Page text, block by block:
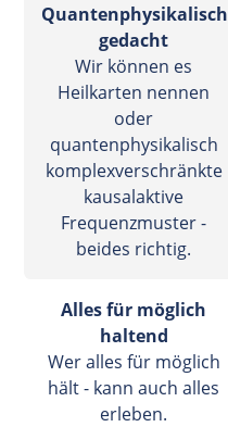
Quantenphysikalisch
gedacht
Wir können es
Heilkarten nennen
oder
quantenphysikalisch
komplexverschränkte
kausalaktive
Frequenzmuster -
beides richtig.
Alles für möglich
haltend
Wer alles für möglich
hält - kann auch alles
erleben.